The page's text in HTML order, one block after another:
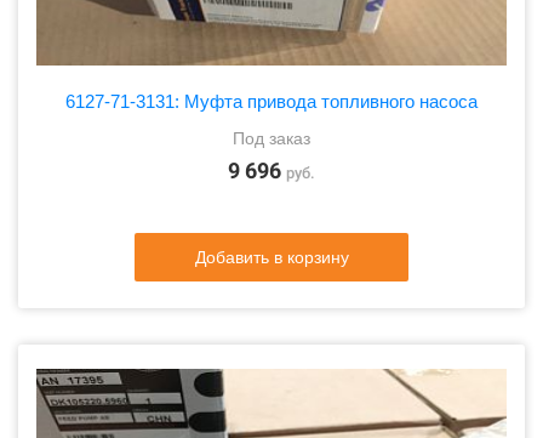
6127-71-3131: Муфта привода топливного насоса
Под заказ
9 696 руб.
Добавить в корзину